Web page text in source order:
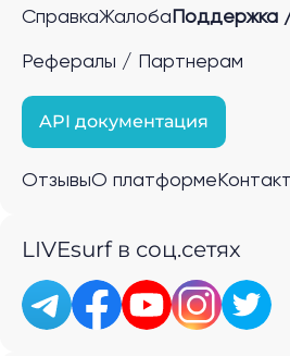
СправкаЖалоба Поддержка
Рефералы / Партнерам
API документация
ОтзывыО платформе
LIVEsurf в соц.сетях